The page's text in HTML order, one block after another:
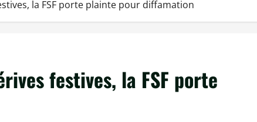
la FSF porte plainte pour diffamation
festives, la FSF porte